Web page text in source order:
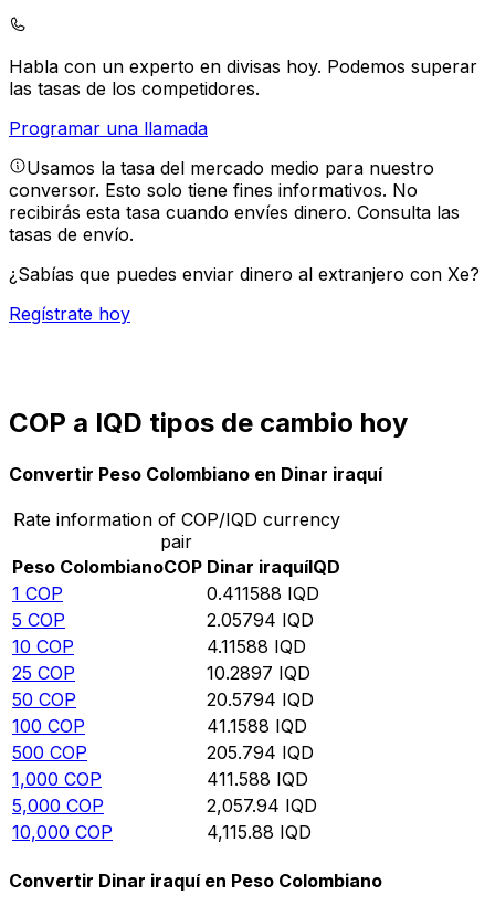
Habla con un experto en divisas hoy. Podemos superar
las tasas de los competidores.
Programar una llamada
Usamos la tasa del mercado medio para nuestro
conversor. Esto solo tiene fines informativos. No
recibirás esta tasa cuando envíes dinero. Consulta las
tasas de envío.
¿Sabías que puedes enviar dinero al extranjero con Xe?
Regístrate hoy
COP a IQD tipos de cambio hoy
Convertir Peso Colombiano en Dinar iraquí
Rate information of COP/IQD currency
pair
Peso ColombianoCOP Dinar iraquíIQD
1 COP 0.411588 IQD
5 COP 2.05794 IQD
10 COP 4.11588 IQD
25 COP 10.2897 IQD
50 COP 20.5794 IQD
100 COP 41.1588 IQD
500 COP 205.794 IQD
1,000 COP 411.588 IQD
5,000 COP 2,057.94 IQD
10,000 COP 4,115.88 IQD
Convertir Dinar iraquí en Peso Colombiano